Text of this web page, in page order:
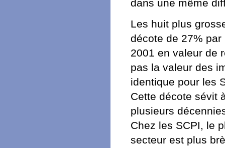
dans une même
Les huit plus
décote de 27% par
2001 en valeur de
pas la valeur des
identique pour les
Cette décote sévit
plusieurs
Chez les SCPI, le
secteur est plus